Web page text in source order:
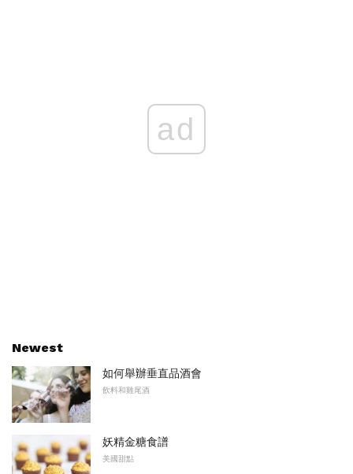
ad
Newest
如何舉辦垂直品酒會
飲料和雞尾酒
妖精金糖食譜
美國甜點